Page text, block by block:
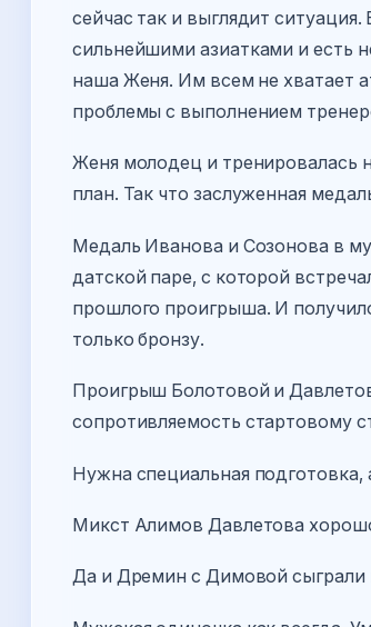
сейчас так и выглядит
сильнейшими азиатками и есть
наша Женя. Им всем не хватает
проблемы с выполнением
Женя молодец и тренировалась
план. Так что заслуженная
Медаль Иванова и Созонова в
датской паре, с которой
прошлого проигрыша. И
только бронзу.
Проигрыш Болотовой и
сопротивляемость стартовому
Нужна специальная
Микст Алимов Давлетова
Да и Дремин с Димовой